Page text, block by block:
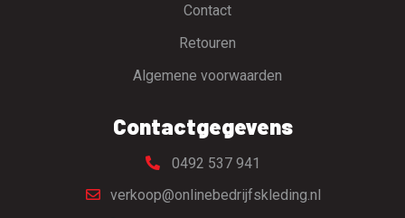
Contact
Retouren
Algemene voorwaarden
Contactgegevens
0492 537 941
verkoop@onlinebedrijfskleding.nl